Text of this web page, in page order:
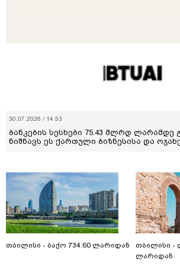
30.07.2026 / 14:53
ბანკების სესხები 75.43 მლრდ ლარამდე
ნიშნავს ეს ქართული ბიზნესისა და
თბილისი - ბაქო 734.60 ლარიდან
თბილისი -
ლარიდან